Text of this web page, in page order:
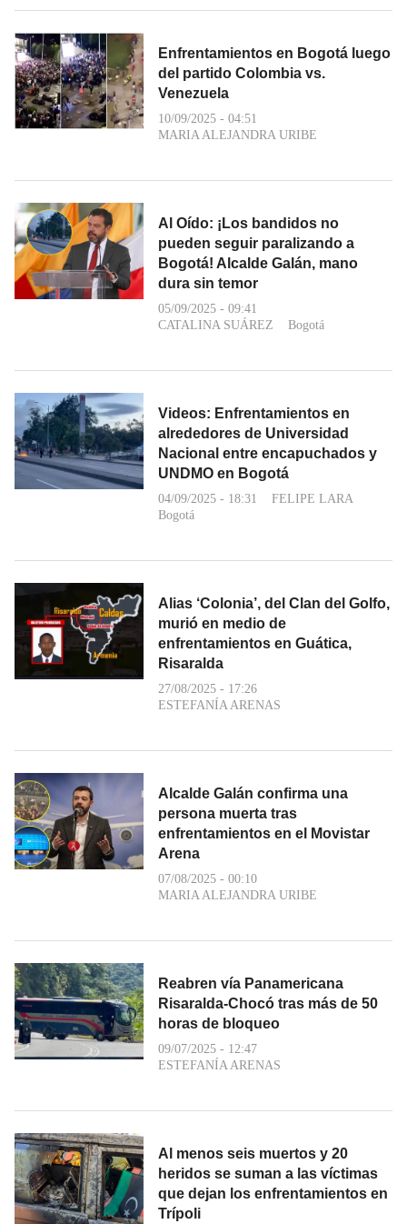
Enfrentamientos en Bogotá luego
del partido Colombia vs.
Venezuela
10/09/2025 - 04:51
MARIA ALEJANDRA URIBE
Al Oído: ¡Los bandidos no
pueden seguir paralizando a
Bogotá! Alcalde Galán, mano
dura sin temor
05/09/2025 - 09:41
CATALINA SUÁREZ
Bogotá
Videos: Enfrentamientos en
alrededores de Universidad
Nacional entre encapuchados y
UNDMO en Bogotá
04/09/2025 - 18:31
FELIPE LARA
Bogotá
Alias ‘Colonia’, del Clan del Golfo,
murió en medio de
enfrentamientos en Guática,
Risaralda
27/08/2025 - 17:26
ESTEFANÍA ARENAS
Alcalde Galán confirma una
persona muerta tras
enfrentamientos en el Movistar
Arena
07/08/2025 - 00:10
MARIA ALEJANDRA URIBE
Reabren vía Panamericana
Risaralda-Chocó tras más de 50
horas de bloqueo
09/07/2025 - 12:47
ESTEFANÍA ARENAS
Al menos seis muertos y 20
heridos se suman a las víctimas
que dejan los enfrentamientos en
Trípoli